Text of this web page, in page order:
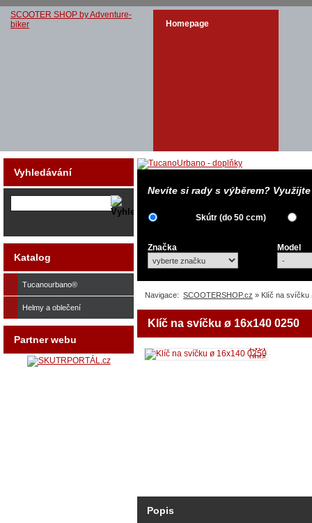
SCOOTER SHOP by Adventure-
biker
Homepage
Nevíte si rady s výběrem?
Skútr (do 50 ccm)
Značka Model
Navigace: SCOOTERSHOP.cz » Klíč na svíčku
Klíč na svíčku ø 16x140 0250
Zvětšit
obrázek
Popis
Vyhledávání
Katalog
Tucanourbano®
Helmy a oblečení
Partner webu